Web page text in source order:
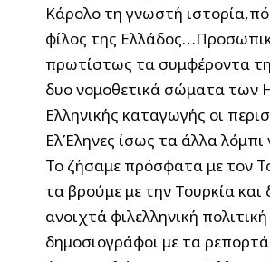
Κάρολο τη γνωστή
φίλος της
πρωτίστως τα συμφέροντα
δυο νομοθετικά σώματα των
Ελληνικής καταγωγής οι
ΕλΈληνες ίσως τα άλλα
Το ζήσαμε πρόσφατα με τον
τα βρούμε με την Τουρκία
ανοιχτά φιλελληνική
δημοσιογράφοι με τα